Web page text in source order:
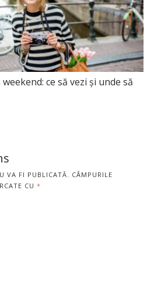
ce să vezi și unde să
VA FI PUBLICATĂ.
CÂMPURILE
CU *